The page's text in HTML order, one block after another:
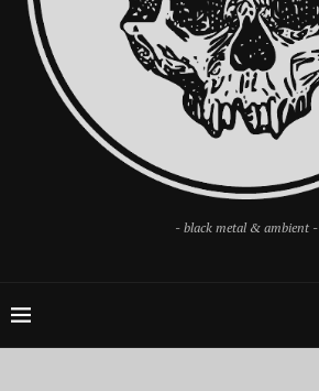
- black metal & ambient -